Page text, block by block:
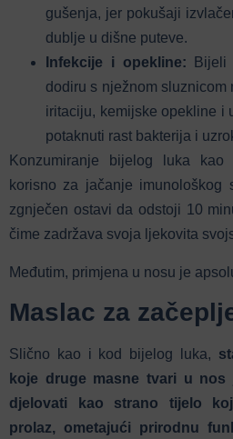
gušenja, jer pokušaji
dublje u dišne puteve.
Infekcije i opekline: Bijeli
dodiru s nježnom sluznicom
iritaciju, kemijske opekline i
potaknuti rast bakterija i
Konzumiranje bijelog luka
korisno za jačanje imunološkog
zgnječen ostavi da odstoji 10
čime zadržava svoja ljekovita
Međutim, primjena u nosu je
Maslac za
Slično kao i kod bijelog luka,
koje druge masne tvari u nos
djelovati kao strano tijelo
prolaz, ometajući prirodnu